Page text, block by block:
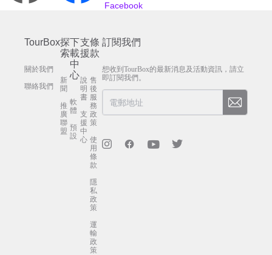
Facebook
TourBox
關於我們
聯絡我們
探
索
新
聞
推
廣
聯
盟
下
載
中
心
軟
體
預
設
支
援
說
明
書
支
援
中
心
條
款
售
後
服
務
政
策
使
用
條
款
隱
私
政
策
運
輸
政
策
訂閱我們
想收到TourBox的最新消息及活動資訊，請立
即訂閱我們。